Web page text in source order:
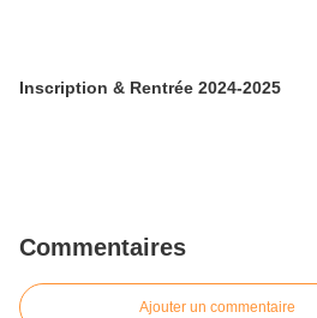
Inscription & Rentrée 2024-2025
Commentaires
Ajouter un commentaire